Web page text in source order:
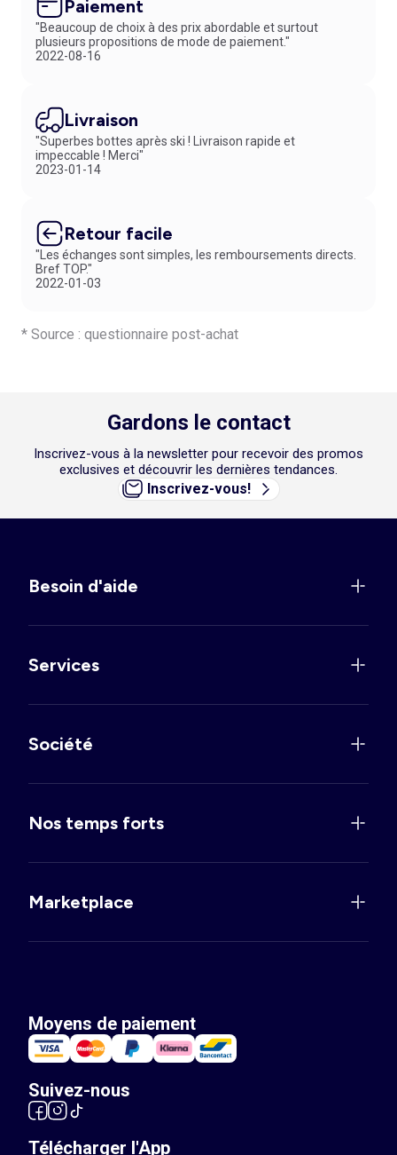
Paiement
"Beaucoup de choix à des prix abordable et surtout
plusieurs propositions de mode de paiement."
2022-08-16
Livraison
"Superbes bottes après ski ! Livraison rapide et
impeccable ! Merci"
2023-01-14
Retour facile
"Les échanges sont simples, les remboursements directs.
Bref TOP."
2022-01-03
* Source : questionnaire post-achat
Gardons le contact
Inscrivez-vous à la newsletter pour recevoir des promos
exclusives et découvrir les dernières tendances.
Inscrivez-vous!
Besoin d'aide
Services
Société
Nos temps forts
Marketplace
Moyens de paiement
Suivez-nous
Télécharger l'App